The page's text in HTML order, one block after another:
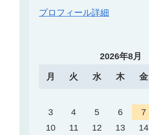
プロフィール詳細
2026年8月
月 火 水 木 金
3
4 5 6 7
10
11 12 13 14